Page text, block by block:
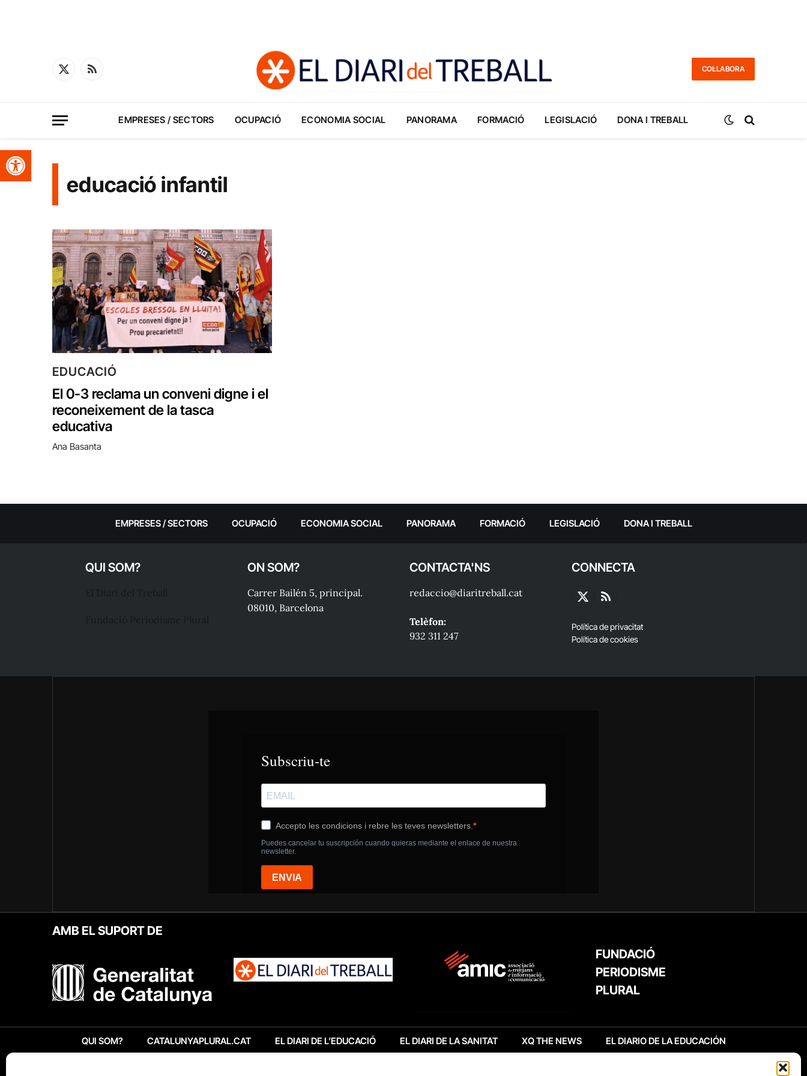
Obre la barra d'eines
X
RSS
COL·LABORA
EMPRESES / SECTORS OCUPACIÓ ECONOMIA SOCIAL PANORAMA FORMACIÓ LEGISLACIÓ DONA I TREBALL
educació infantil
EDUCACIÓ
El 0-3 reclama un conveni digne i el
reconeixement de la tasca
educativa
Ana Basanta
EMPRESES / SECTORS OCUPACIÓ ECONOMIA SOCIAL PANORAMA FORMACIÓ LEGISLACIÓ DONA I TREBALL
QUI SOM? ON SOM?
Carrer Bailén 5, principal.
08010, Barcelona
CONTACTA'NS
redaccio@diaritreball.cat
Telèfon:
932 311 247
CONNECTA
X
RSS
Política de privacitat
Política de cookies
AMB EL SUPORT DE
FUNDACIÓ
PERIODISME
PLURAL
QUI SOM? CATALUNYAPLURAL.CAT EL DIARI DE L’EDUCACIÓ EL DIARI DE LA SANITAT XQ THE NEWS EL DIARIO DE LA EDUCACIÓN